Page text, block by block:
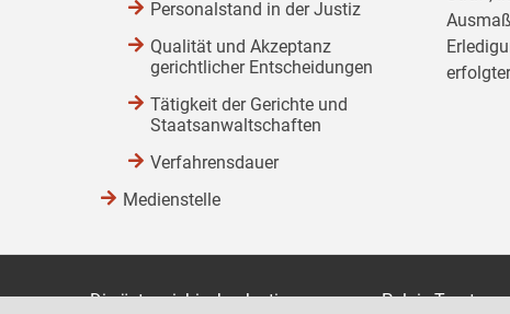
Personalstand in der Justiz
Qualität und Akzeptanz
gerichtlicher Entscheidungen
Tätigkeit der Gerichte und
Staatsanwaltschaften
Verfahrensdauer
Medienstelle
Die österreichische Justiz Palais Trautson